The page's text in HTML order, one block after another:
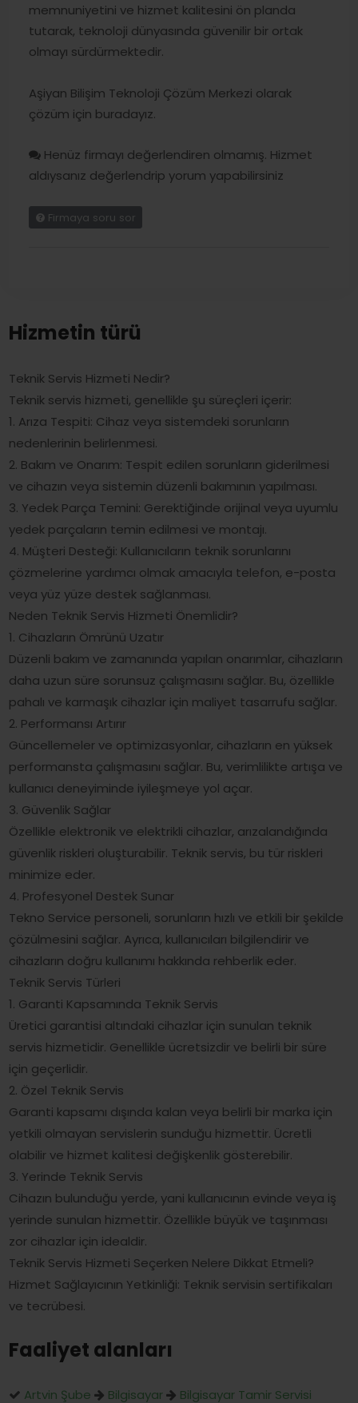
memnuniyetini ve hizmet kalitesini ön planda
tutarak, teknoloji dünyasında güvenilir bir ortak
olmayı sürdürmektedir.
Aşiyan Bilişim Teknoloji Çözüm Merkezi olarak
çözüm için buradayız.
Henüz firmayı değerlendiren olmamış. Hizmet
aldıysanız değerlendrip yorum yapabilirsiniz
Firmaya soru sor
Hizmetin türü
Teknik Servis Hizmeti Nedir?
Teknik servis hizmeti, genellikle şu süreçleri içerir:
1. Arıza Tespiti: Cihaz veya sistemdeki sorunların
nedenlerinin belirlenmesi.
2. Bakım ve Onarım: Tespit edilen sorunların giderilmesi
ve cihazın veya sistemin düzenli bakımının yapılması.
3. Yedek Parça Temini: Gerektiğinde orijinal veya uyumlu
yedek parçaların temin edilmesi ve montajı.
4. Müşteri Desteği: Kullanıcıların teknik sorunlarını
çözmelerine yardımcı olmak amacıyla telefon, e-posta
veya yüz yüze destek sağlanması.
Neden Teknik Servis Hizmeti Önemlidir?
1. Cihazların Ömrünü Uzatır
Düzenli bakım ve zamanında yapılan onarımlar, cihazların
daha uzun süre sorunsuz çalışmasını sağlar. Bu, özellikle
pahalı ve karmaşık cihazlar için maliyet tasarrufu sağlar.
2. Performansı Artırır
Güncellemeler ve optimizasyonlar, cihazların en yüksek
performansta çalışmasını sağlar. Bu, verimlilikte artışa ve
kullanıcı deneyiminde iyileşmeye yol açar.
3. Güvenlik Sağlar
Özellikle elektronik ve elektrikli cihazlar, arızalandığında
güvenlik riskleri oluşturabilir. Teknik servis, bu tür riskleri
minimize eder.
4. Profesyonel Destek Sunar
Tekno Service personeli, sorunların hızlı ve etkili bir şekilde
çözülmesini sağlar. Ayrıca, kullanıcıları bilgilendirir ve
cihazların doğru kullanımı hakkında rehberlik eder.
Teknik Servis Türleri
1. Garanti Kapsamında Teknik Servis
Üretici garantisi altındaki cihazlar için sunulan teknik
servis hizmetidir. Genellikle ücretsizdir ve belirli bir süre
için geçerlidir.
2. Özel Teknik Servis
Garanti kapsamı dışında kalan veya belirli bir marka için
yetkili olmayan servislerin sunduğu hizmettir. Ücretli
olabilir ve hizmet kalitesi değişkenlik gösterebilir.
3. Yerinde Teknik Servis
Cihazın bulunduğu yerde, yani kullanıcının evinde veya iş
yerinde sunulan hizmettir. Özellikle büyük ve taşınması
zor cihazlar için idealdir.
Teknik Servis Hizmeti Seçerken Nelere Dikkat Etmeli?
Hizmet Sağlayıcının Yetkinliği: Teknik servisin sertifikaları
ve tecrübesi.
Faaliyet alanları
Artvin Şube Bilgisayar Bilgisayar Tamir Servisi